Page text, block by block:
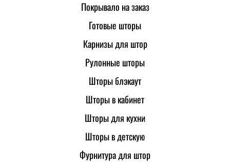
Покрывало на заказ
Готовые шторы
Карнизы для штор
Рулонные шторы
Шторы блэкаут
Шторы в кабинет
Шторы для кухни
Шторы в детскую
Фурнитура для штор